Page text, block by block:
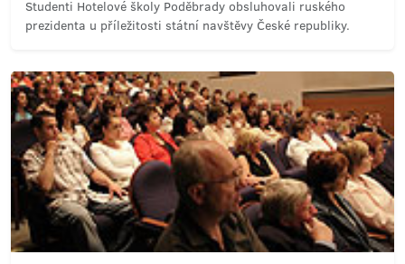
Studenti Hotelové školy Poděbrady obsluhovali ruského
prezidenta u příležitosti státní navštěvy České republiky.